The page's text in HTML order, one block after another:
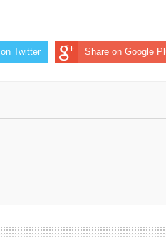
Twitter Share on Google